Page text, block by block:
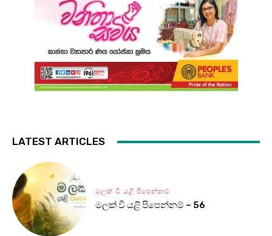
LATEST ARTICLES
මලක් වී යළි පිපෙන්නම්
මලක් වී යළි පිපෙන්නම් – 56